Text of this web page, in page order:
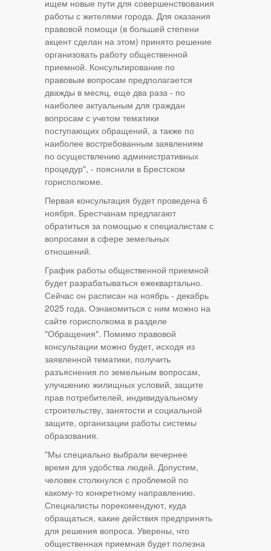
ищем новые пути для совершенствования
работы с жителями города. Для оказания
правовой помощи (в большей степени
акцент сделан на этом) принято решение
организовать работу общественной
приемной. Консультирование по
правовым вопросам предполагается
дважды в месяц, еще два раза - по
наиболее актуальным для граждан
вопросам с учетом тематики
поступающих обращений, а также по
наиболее востребованным заявлениям
по осуществлению административных
процедур", - пояснили в Брестском
горисполкоме.
Первая консультация будет проведена 6
ноября. Брестчанам предлагают
обратиться за помощью к специалистам с
вопросами в сфере земельных
отношений.
График работы общественной приемной
будет разрабатываться ежеквартально.
Сейчас он расписан на ноябрь - декабрь
2025 года. Ознакомиться с ним можно на
сайте горисполкома в разделе
"Обращения". Помимо правовой
консультации можно будет, исходя из
заявленной тематики, получить
разъяснения по земельным вопросам,
улучшению жилищных условий, защите
прав потребителей, индивидуальному
строительству, занятости и социальной
защите, организации работы системы
образования.
"Мы специально выбрали вечернее
время для удобства людей. Допустим,
человек столкнулся с проблемой по
какому-то конкретному направлению.
Специалисты порекомендуют, куда
обращаться, какие действия предпринять
для решения вопроса. Уверены, что
общественная приемная будет полезна